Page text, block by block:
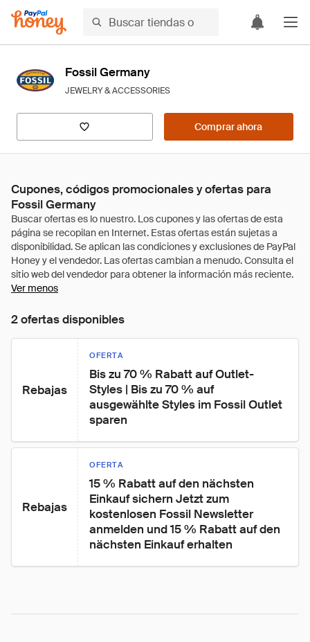
Fossil Germany
JEWELRY & ACCESSORIES
Comprar ahora
Cupones, códigos promocionales y ofertas para
Fossil Germany
Ver menos
2 ofertas disponibles
Rebajas
OFERTA
Bis zu 70 % Rabatt auf Outlet-
Styles | Bis zu 70 % auf
ausgewählte Styles im Fossil Outlet
sparen
Rebajas
OFERTA
15 % Rabatt auf den nächsten
Einkauf sichern Jetzt zum
kostenlosen Fossil Newsletter
anmelden und 15 % Rabatt auf den
nächsten Einkauf erhalten